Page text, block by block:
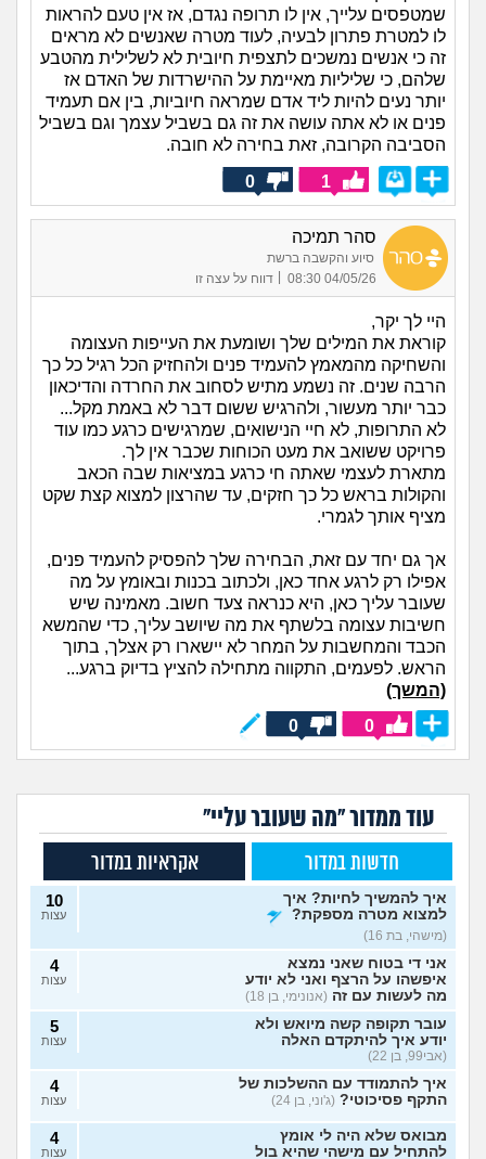
שמטפסים עלייך, אין לו תרופה נגדם, אז אין טעם להראות
לו למטרת פתרון לבעיה, לעוד מטרה שאנשים לא מראים
זה כי אנשים נמשכים לתצפית חיובית לא לשלילית מהטבע
שלהם, כי שליליות מאיימת על ההישרדות של האדם אז
יותר נעים להיות ליד אדם שמראה חיוביות, בין אם תעמיד
פנים או לא אתה עושה את זה גם בשביל עצמך וגם בשביל
הסביבה הקרובה, זאת בחירה לא חובה.
1
0
סהר תמיכה
סיוע והקשבה ברשת
04/05/26 08:30
| דווח על עצה זו
היי לך יקר,
קוראת את המילים שלך ושומעת את העייפות העצומה
והשחיקה מהמאמץ להעמיד פנים ולהחזיק הכל רגיל כל כך
הרבה שנים. זה נשמע מתיש לסחוב את החרדה והדיכאון
כבר יותר מעשור, ולהרגיש ששום דבר לא באמת מקל...
לא התרופות, לא חיי הנישואים, שמרגישים כרגע כמו עוד
פרויקט ששואב את מעט הכוחות שכבר אין לך.
מתארת לעצמי שאתה חי כרגע במציאות שבה הכאב
והקולות בראש כל כך חזקים, עד שהרצון למצוא קצת שקט
מציף אותך לגמרי.
אך גם יחד עם זאת, הבחירה שלך להפסיק להעמיד פנים,
אפילו רק לרגע אחד כאן, ולכתוב בכנות ובאומץ על מה
שעובר עליך כאן, היא כנראה צעד חשוב. מאמינה שיש
חשיבות עצומה בלשתף את מה שיושב עליך, כדי שהמשא
הכבד והמחשבות על המחר לא יישארו רק אצלך, בתוך
הראש. לפעמים, התקווה מתחילה להציץ בדיוק ברגע...
(המשך)
0
0
עוד ממדור "מה שעובר עליי"
חדשות במדור אקראיות במדור
איך להמשיך לחיות? איך
למצוא מטרה מספקת?
(מישהי, בת 16)
10
עצות
אני די בטוח שאני נמצא
איפשהו על הרצף ואני לא יודע
מה לעשות עם זה (אנונימי, בן 18)
4
עצות
עובר תקופה קשה מיואש ולא
יודע איך להיתקדם האלה
(אבי99, בן 22)
5
עצות
איך להתמודד עם ההשלכות של
התקף פסיכוטי? (ג'וני, בן 24)
4
עצות
מבואס שלא היה לי אומץ
להתחיל עם מישהי שהיא בול
4
עצות